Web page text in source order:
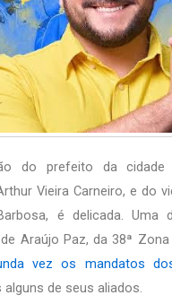
do prefeito da cidade
Vieira Carneiro, e do
é delicada. Uma
Araújo Paz, da 38ª Zona
vez os mandatos
alguns de seus aliados.